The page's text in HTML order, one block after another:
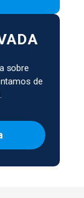
sobre
de